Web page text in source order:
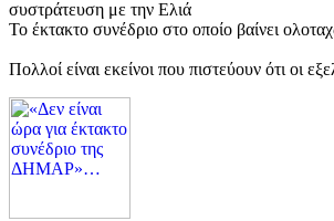
συστράτευση με την Ελιά
Το έκτακτο συνέδριο στο οποίο βαίνει
Πολλοί είναι εκείνοι που πιστεύουν ότι οι